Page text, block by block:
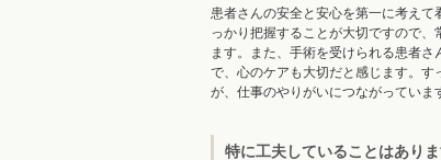
患者さんの安全と安心を第一に考えて
っかり把握することが大切ですので
ます。また、手術を受けられる患者
で、心のケアも大切だと感じます。
が、仕事のやりがいにつながっていま
特に工夫していることはありま